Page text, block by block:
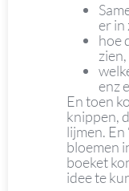
er in
hoe
zien,
enz
En toen
knippen,
lijmen. En
bloemen
boeket
idee te